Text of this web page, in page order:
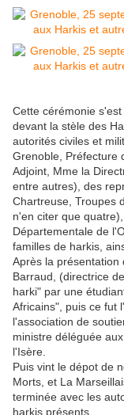
Cette cérémonie
devant la stèle des
autorités civiles et
Grenoble, Préfecture
Adjoint, Mme la
entre autres), des
Chartreuse, Troupes
n'en citer que
Départementale de
familles de harkis,
Après la présentation
Barraud, (directrice
harki" par une
Africains", puis ce fut
l'association de
ministre déléguée
l'Isère.
Puis vint le dépot de
Morts, et La
terminée avec les
harkis présents.